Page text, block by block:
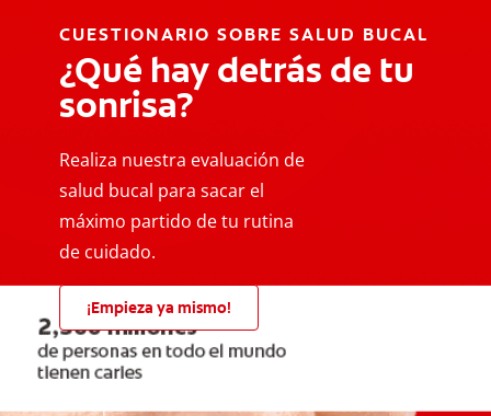
CUESTIONARIO SOBRE SALUD BUCAL
¿Qué hay detrás de tu
sonrisa?
Realiza nuestra evaluación de
salud bucal para sacar el
máximo partido de tu rutina
de cuidado.
¡Empieza ya mismo!